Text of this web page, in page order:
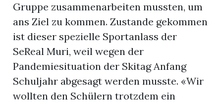
Gruppe zusammenarbeiten mussten, um
ans Ziel zu kommen. Zustande gekommen
ist dieser spezielle Sportanlass der
SeReal Muri, weil wegen der
Pandemiesituation der Skitag Anfang
Schuljahr abgesagt werden musste. «Wir
wollten den Schülern trotzdem ein